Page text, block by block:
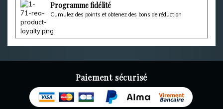
Programme fidélité
Cumulez des points et obtenez des bons de réduction
Paiement sécurisé